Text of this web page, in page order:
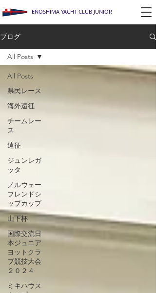
ENOSHIMA YACHT CLUB JUNIOR
ブログ
All Posts
県民レース
海外遠征
チームレー
ス
遠征
ジュンレガ
ッタ
ノルウェー
フレンドシ
ップカップ
山下杯
国際交流日
本ジュニア
ヨットクラ
ブ競技大会
２０２４
ミキハウス
All Posts